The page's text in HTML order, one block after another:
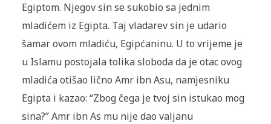
Egiptom. Nje­gov sin se sukobio sa jednim
mladićem iz Egipta. Taj vladarev sin je udario
šamar ovom mladiću, Egipćaninu. U to vri­jeme je
u Islamu postojala tolika sloboda da je otac ovog
mladića otišao lično Amr ibn Asu, namjesniku
Egipta i kazao: “Zbog čega je tvoj sin istukao mog
sina?” Amr ibn As mu nije dao valjanu